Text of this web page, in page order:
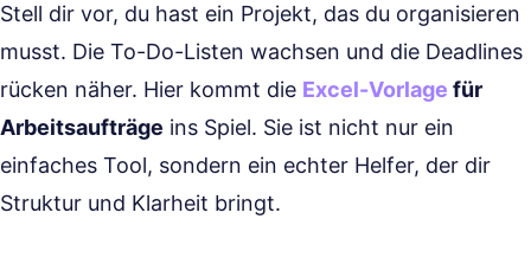
Stell dir vor, du hast ein Projekt, das du organisieren
musst. Die To-Do-Listen wachsen und die Deadlines
rücken näher. Hier kommt die Excel-Vorlage für
Arbeitsaufträge ins Spiel. Sie ist nicht nur ein
einfaches Tool, sondern ein echter Helfer, der dir
Struktur und Klarheit bringt.